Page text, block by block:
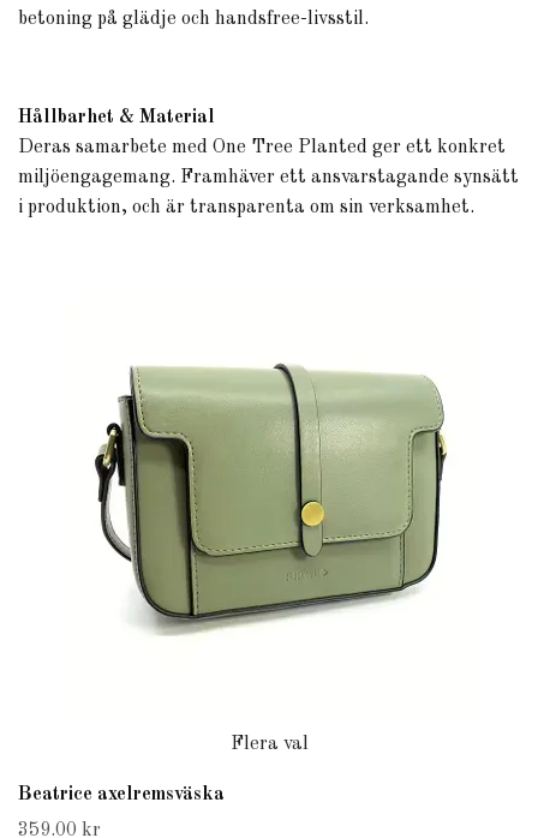
betoning på glädje och handsfree-livsstil.
Hållbarhet & Material
Deras samarbete med One Tree Planted ger ett konkret
miljöengagemang. Framhäver ett ansvarstagande synsätt
i produktion, och är transparenta om sin verksamhet.
Flera val
Beatrice axelremsväska
359.00 kr